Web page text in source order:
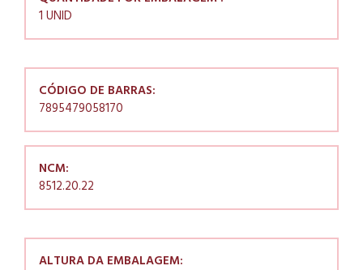
1 UNID
CÓDIGO DE BARRAS:
7895479058170
NCM:
8512.20.22
ALTURA DA EMBALAGEM: